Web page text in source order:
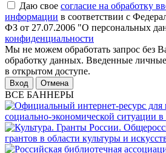
Даю свое согласие на обработку
информации в соответствии с
ФЗ от 27.07.2006 "О персональных
конфиденциальности
Мы не можем обработать запрос без
обработку данных. Введенные
в открытом доступе.
Отмена
ВСЕ БАННЕРЫ